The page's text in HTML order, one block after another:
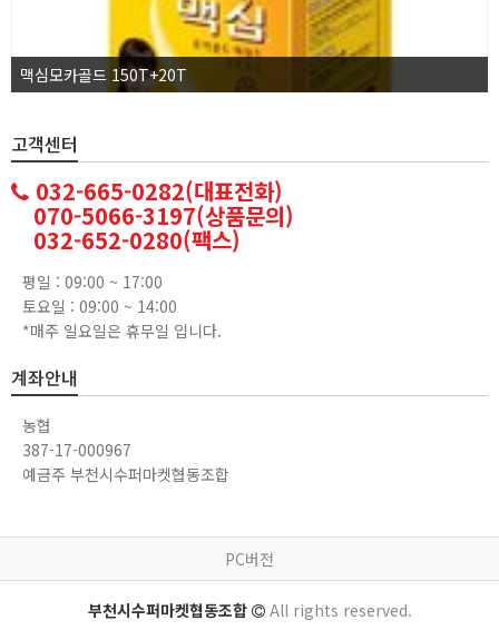
맥심모카골드 150T+20T
고객센터
032-665-0282(대표전화)
070-5066-3197(상품문의)
032-652-0280(팩스)
평일 : 09:00 ~ 17:00
토요일 : 09:00 ~ 14:00
*매주 일요일은 휴무일 입니다.
계좌안내
농협
387-17-000967
예금주 부천시수퍼마켓협동조합
PC버전
부천시수퍼마켓협동조합 All rights reserved.